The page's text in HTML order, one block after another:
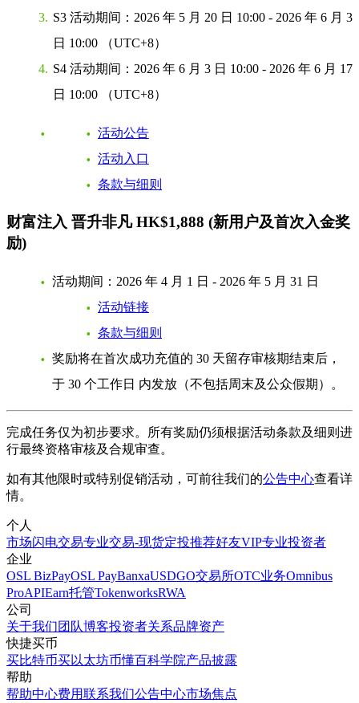
S3 活动期间： 2026 年 5 月 20 日 10:00 - 2026 年 6 月 3
日 10:00 （UTC+8）
S4 活动期间： 2026 年 6 月 3 日 10:00 - 2026 年 6 月 17
日 10:00 （UTC+8）
活动公告
活动入口
条款与细则
财富注入 晋升非凡HK$1,888 (新用户及首次入金奖
励)
活动期间： 2026 年 4 月 1 日 - 2026 年 5 月 31 日
活动链接
条款与细则
奖励将在首次成功充值的 30 天留存审核期结束后，
于 30 个工作日 内发放（不包括周末及公众假期）。
完成任务仅为初步要求。所有奖励仍须根据活动条款及细则进
行最终资格审核及合规审查。
如有其他限时或特别促销活动，可前往我们的公告中心查看详
情。
个人
市场闪电交易专业交易-现货定投推荐好友VIP专业投资者
企业
OSL BizPayOSL PayBanxaUSDGO交易所OTC业务Omnibus
ProAPIEarn托管TokenworksRWA
公司
关于我们团队博客投资者关系品牌资产
快捷买币
买比特币买以太坊币懂百科学院产品披露
帮助
帮助中心费用联系我们公告中心市场焦点